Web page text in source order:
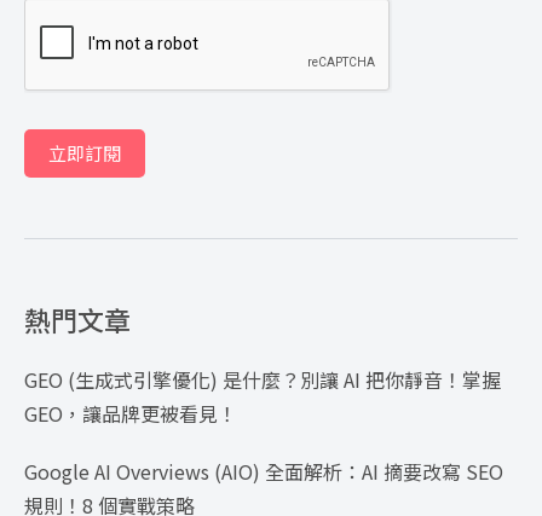
立即訂閱
熱門文章
GEO (生成式引擎優化) 是什麼？別讓 AI 把你靜音！掌握
GEO，讓品牌更被看見！
Google AI Overviews (AIO) 全面解析：AI 摘要改寫 SEO
規則！8 個實戰策略